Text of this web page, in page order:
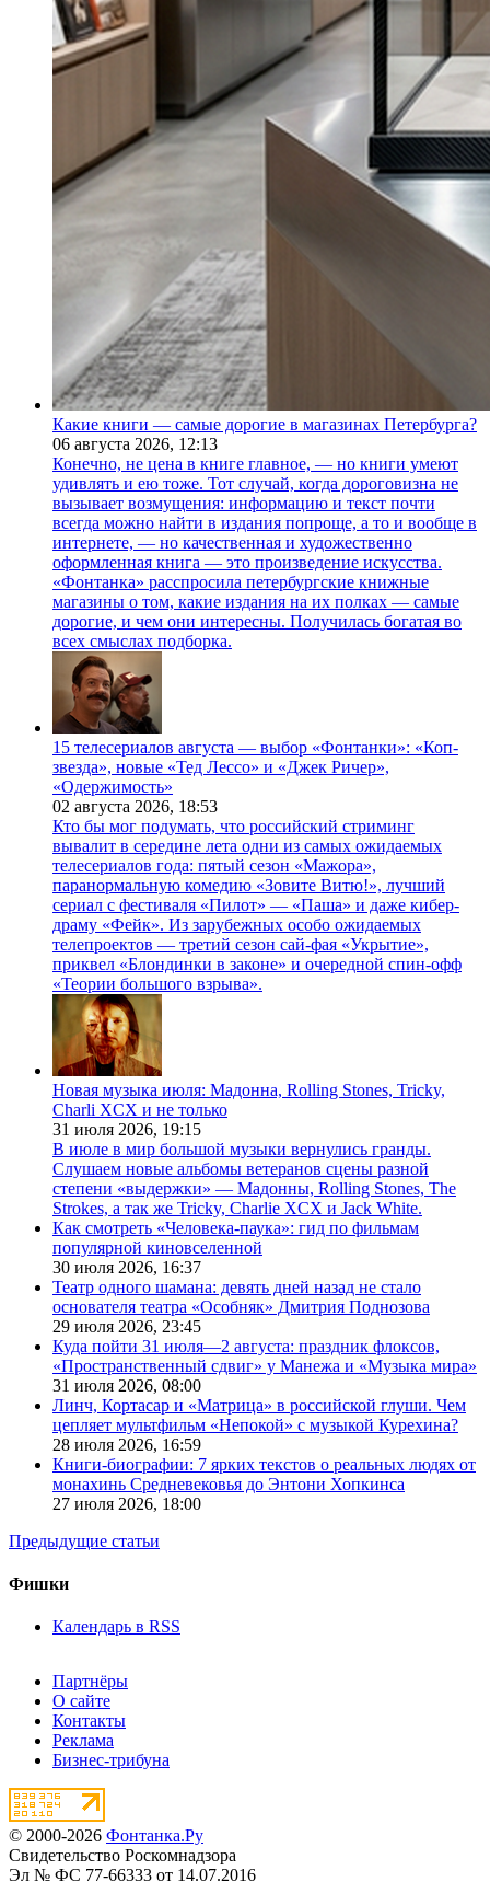
Какие книги — самые дорогие в магазинах Петербурга?
06 августа 2026, 12:13
Конечно, не цена в книге главное, — но книги умеют
удивлять и ею тоже. Тот случай, когда дороговизна не
вызывает возмущения: информацию и текст почти
всегда можно найти в издания попроще, а то и вообще в
интернете, — но качественная и художественно
оформленная книга — это произведение искусства.
«Фонтанка» расспросила петербургские книжные
магазины о том, какие издания на их полках — самые
дорогие, и чем они интересны. Получилась богатая во
всех смыслах подборка.
15 телесериалов августа — выбор «Фонтанки»: «Коп-
звезда», новые «Тед Лессо» и «Джек Ричер»,
«Одержимость»
02 августа 2026, 18:53
Кто бы мог подумать, что российский стриминг
вывалит в середине лета одни из самых ожидаемых
телесериалов года: пятый сезон «Мажора»,
паранормальную комедию «Зовите Витю!», лучший
сериал с фестиваля «Пилот» — «Паша» и даже кибер-
драму «Фейк». Из зарубежных особо ожидаемых
телепроектов — третий сезон сай-фая «Укрытие»,
приквел «Блондинки в законе» и очередной спин-офф
«Теории большого взрыва».
Новая музыка июля: Мадонна, Rolling Stones, Tricky,
Charli XCX и не только
31 июля 2026, 19:15
В июле в мир большой музыки вернулись гранды.
Слушаем новые альбомы ветеранов сцены разной
степени «выдержки» — Мадонны, Rolling Stones, The
Strokes, а так же Tricky, Charlie XCX и Jack White.
Как смотреть «Человека-паука»: гид по фильмам
популярной киновселенной
30 июля 2026, 16:37
Театр одного шамана: девять дней назад не стало
основателя театра «Особняк» Дмитрия Поднозова
29 июля 2026, 23:45
Куда пойти 31 июля—2 августа: праздник флоксов,
«Пространственный сдвиг» у Манежа и «Музыка мира»
31 июля 2026, 08:00
Линч, Кортасар и «Матрица» в российской глуши. Чем
цепляет мультфильм «Непокой» с музыкой Курехина?
28 июля 2026, 16:59
Книги-биографии: 7 ярких текстов о реальных людях от
монахинь Средневековья до Энтони Хопкинса
27 июля 2026, 18:00
Предыдущие статьи
Фишки
Календарь в RSS
Партнёры
О сайте
Контакты
Реклама
Бизнес-трибуна
© 2000-2026 Фонтанка.Ру
Свидетельство Роскомнадзора
Эл № ФС 77-66333 от 14.07.2016